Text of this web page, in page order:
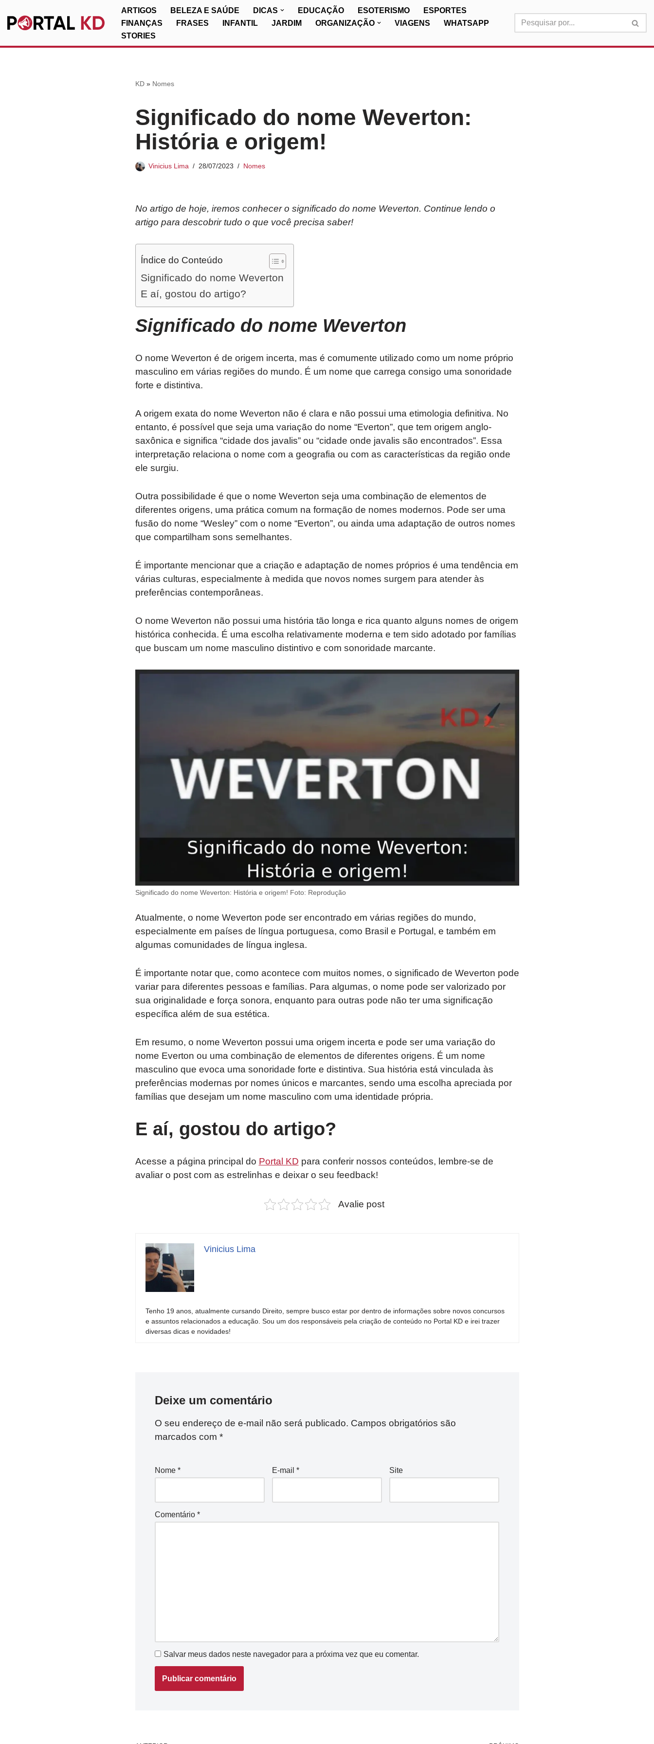
Pular
ARTIGOS BELEZA E SAÚDE DICAS EDUCAÇÃO ESOTERISMO
ESPORTES
FINANÇAS
FRASES INFANTIL JARDIM ORGANIZAÇÃO VIAGENS
WHATSAPP
STORIES
KD» Nomes
Significado do nome Weverton:
História e origem!
Vinicius Lima 28/07/2023 Nomes
No artigo de hoje, iremos conhecer o significado do nome Weverton. Continue lendo o
artigo para descobrir tudo o que você precisa saber!
Índice do Conteúdo
Significado do nome Weverton
E aí, gostou do artigo?
Significado do nome Weverton
O nome Weverton é de origem incerta, mas é comumente utilizado como um nome próprio
masculino em várias regiões do mundo. É um nome que carrega consigo uma sonoridade
forte e distintiva.
A origem exata do nome Weverton não é clara e não possui uma etimologia definitiva. No
entanto, é possível que seja uma variação do nome “Everton”, que tem origem anglo-
saxônica e significa “cidade dos javalis” ou “cidade onde javalis são encontrados”. Essa
interpretação relaciona o nome com a geografia ou com as características da região onde
ele surgiu.
Outra possibilidade é que o nome Weverton seja uma combinação de elementos de
diferentes origens, uma prática comum na formação de nomes modernos. Pode ser uma
fusão do nome “Wesley” com o nome “Everton”, ou ainda uma adaptação de outros nomes
que compartilham sons semelhantes.
É importante mencionar que a criação e adaptação de nomes próprios é uma tendência em
várias culturas, especialmente à medida que novos nomes surgem para atender às
preferências contemporâneas.
O nome Weverton não possui uma história tão longa e rica quanto alguns nomes de origem
histórica conhecida. É uma escolha relativamente moderna e tem sido adotado por famílias
que buscam um nome masculino distintivo e com sonoridade marcante.
Significado do nome Weverton: História e origem! Foto: Reprodução
Atualmente, o nome Weverton pode ser encontrado em várias regiões do mundo,
especialmente em países de língua portuguesa, como Brasil e Portugal, e também em
algumas comunidades de língua inglesa.
É importante notar que, como acontece com muitos nomes, o significado de Weverton pode
variar para diferentes pessoas e famílias. Para algumas, o nome pode ser valorizado por
sua originalidade e força sonora, enquanto para outras pode não ter uma significação
específica além de sua estética.
Em resumo, o nome Weverton possui uma origem incerta e pode ser uma variação do
nome Everton ou uma combinação de elementos de diferentes origens. É um nome
masculino que evoca uma sonoridade forte e distintiva. Sua história está vinculada às
preferências modernas por nomes únicos e marcantes, sendo uma escolha apreciada por
famílias que desejam um nome masculino com uma identidade própria.
E aí, gostou do artigo?
Acesse a página principal do Portal KD para conferir nossos conteúdos, lembre-se de
avaliar o post com as estrelinhas e deixar o seu feedback!
Avalie post
Vinicius Lima
Tenho 19 anos, atualmente cursando Direito, sempre busco estar por dentro de informações sobre novos concursos
e assuntos relacionados a educação. Sou um dos responsáveis pela criação de conteúdo no Portal KD e irei trazer
diversas dicas e novidades!
Deixe um comentário
O seu endereço de e-mail não será publicado. Campos obrigatórios são
marcados com *
Nome * E-mail * Site
Comentário *
Salvar meus dados neste navegador para a próxima vez que eu comentar.